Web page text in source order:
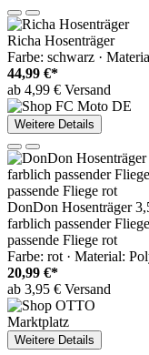
Richa Hosenträger
Farbe: schwarz ·
44,99 €*
ab 4,99 € Versand
Weitere Details
DonDon Hosenträger
farblich passender
passende Fliege rot
Farbe: rot · Material:
20,99 €*
ab 3,95 € Versand
Marktplatz
Weitere Details